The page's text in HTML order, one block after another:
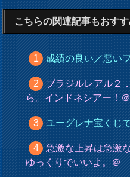
こちらの関連記事もおす
成績の良い／悪い
ブラジルレアル２
ら。インドネシアー！
ユーグレナ宝くじ
急激な上昇は急激
ゆっくりでいいよ。＠